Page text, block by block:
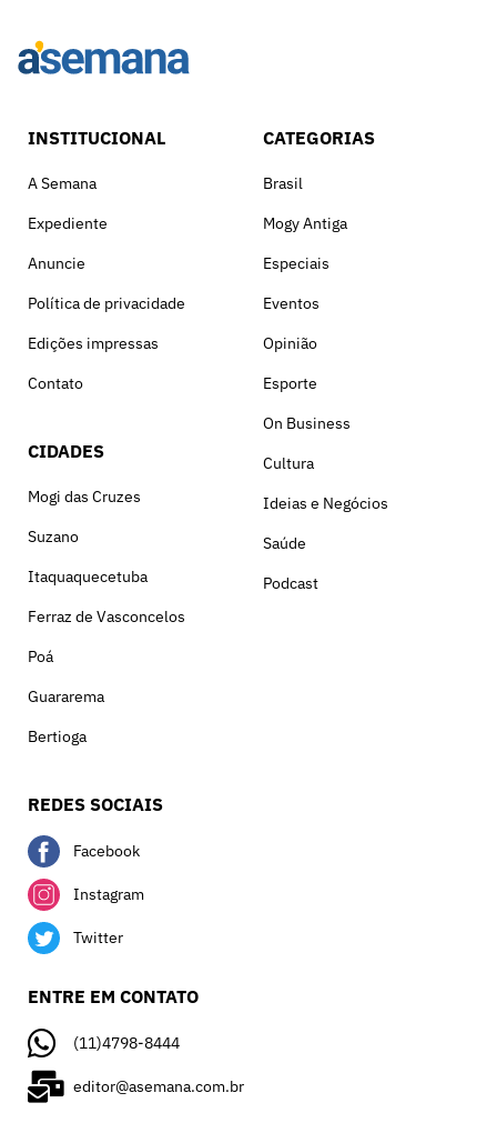
INSTITUCIONAL
A Semana
Expediente
Anuncie
Política de privacidade
Edições impressas
Contato
CIDADES
Mogi das Cruzes
Suzano
Itaquaquecetuba
Ferraz de Vasconcelos
Poá
Guararema
Bertioga
CATEGORIAS
Brasil
Mogy Antiga
Especiais
Eventos
Opinião
Esporte
On Business
Cultura
Ideias e Negócios
Saúde
Podcast
REDES SOCIAIS
Facebook
Instagram
Twitter
ENTRE EM CONTATO
(11)4798-8444
editor@asemana.com.br